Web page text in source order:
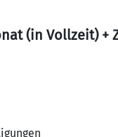
(in Vollzeit) +